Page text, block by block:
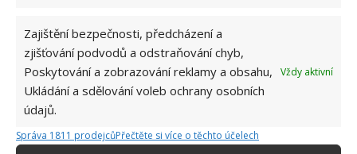
Zajištění bezpečnosti, předcházení a
zjišťování podvodů a odstraňování chyb,
Poskytování a zobrazování reklamy a obsahu,
Ukládání a sdělování voleb ochrany osobních
údajů.
Vždy aktivní
Správa 1811 prodejcůPřečtěte si více o těchto účelech
Okurky a kopr se perfektně doplňují na zahradě
i při nakládání. Díky tomuto postupu chutnají
fantasticky